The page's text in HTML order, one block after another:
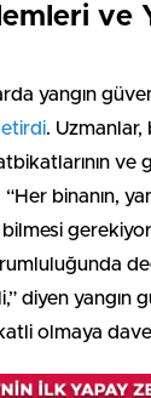
ve
yangın
.
binanın,
diyen yangın
olmaya